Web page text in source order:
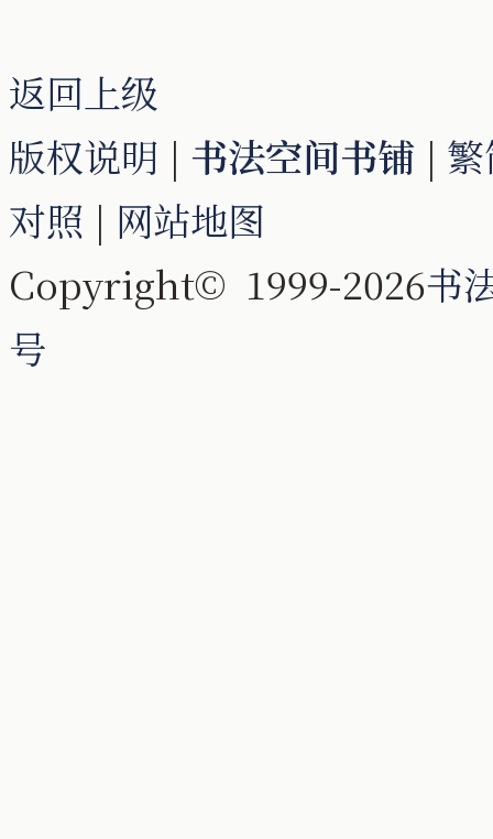
返回上级
版权说明 | 书法空间书铺 |
对照 | 网站地图
Copyright© 1999-2026书
号